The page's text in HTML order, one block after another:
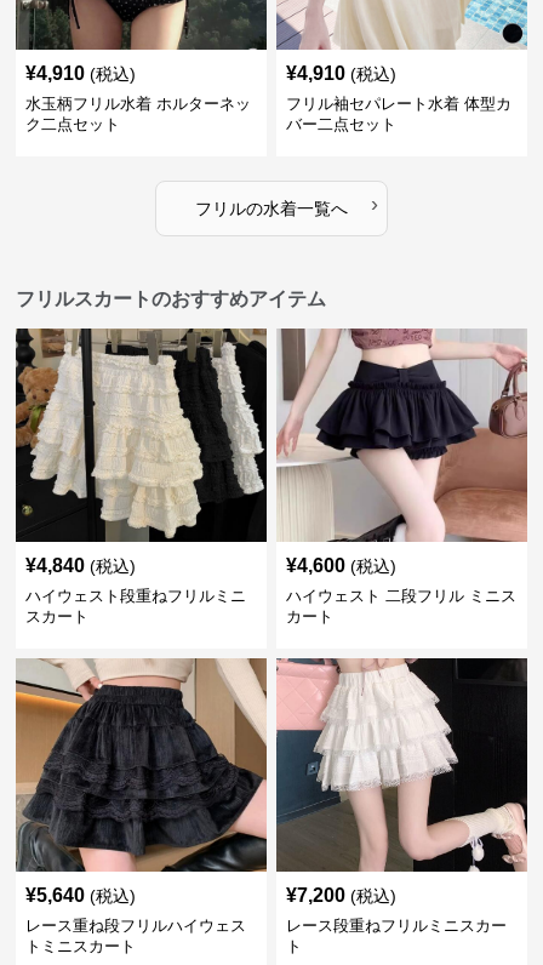
¥4,910 (税込)
水玉柄フリル水着 ホルターネッ
ク二点セット
¥4,910 (税込)
フリル袖セパレート水着 体型カ
バー二点セット
フリルの水着一覧へ ›
フリルスカートのおすすめアイテム
¥4,840 (税込)
ハイウェスト段重ねフリルミニ
スカート
¥4,600 (税込)
ハイウェスト 二段フリル ミニス
カート
¥5,640 (税込)
レース重ね段フリルハイウェス
トミニスカート
¥7,200 (税込)
レース段重ねフリルミニスカー
ト